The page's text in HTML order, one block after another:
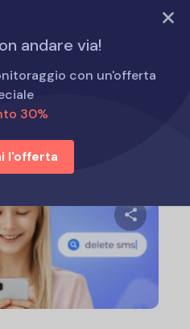
PROVA ORA
andare via!
con un'offerta
30%
l'offerta
i genitori
Condividi